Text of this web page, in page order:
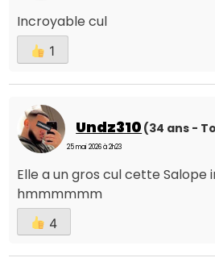
Incroyable cul
1
Undz310 (34 ans -
25 mai 2026 à 2h23
Elle a un gros cul cette Salope
hmmmmmm
4